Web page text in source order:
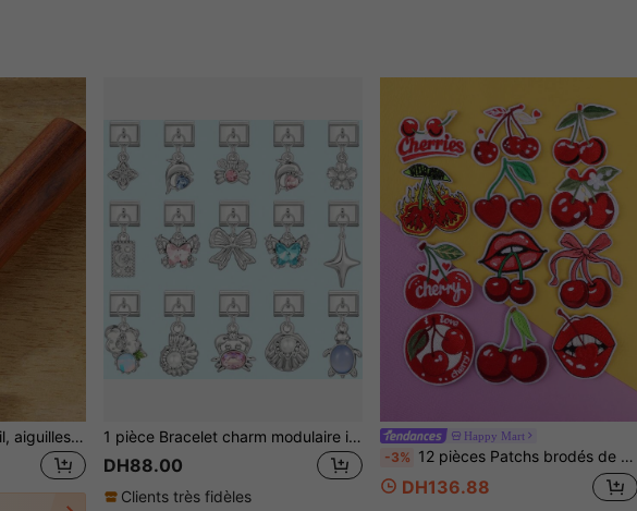
Aiguilles à coudre sans fil, aiguilles à coudre ménagères, cylindre en bois, coffret d'aiguilles à coudre à la main 1 pièce Bracelet charm modulaire italien style pendentif DIY, avec éléments coquillage, papillon, dauphin et cœur, convient pour Noël, Nouvel An, Halloween, Saint-Valentin, design strass, essentiels de Noël et Halloween, local, mode pratique, style de Noël, look charmant, bijoux en acier inoxydable, décoration de Noël, guide de tenue de fête, fournitures de cadeaux de Noël, accessoires d'Halloween, convient pour les cadeaux de fête amis/famille/couples
DH88.00
Clients très fidèles
Happy Mart
-3% 12 pièces Patchs brodés de cerise avec nœud et lettre rouge, appliques thermocollantes DIY pour couture, tissu, vêtements, accessoires, chaussures, chapeaux et sacs
DH136.88